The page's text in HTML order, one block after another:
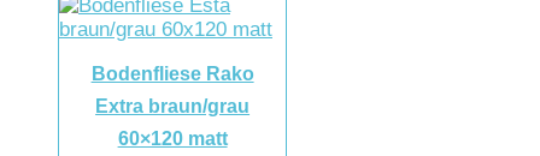
Bodenfliese Rako
Extra braun/grau
60×120 matt